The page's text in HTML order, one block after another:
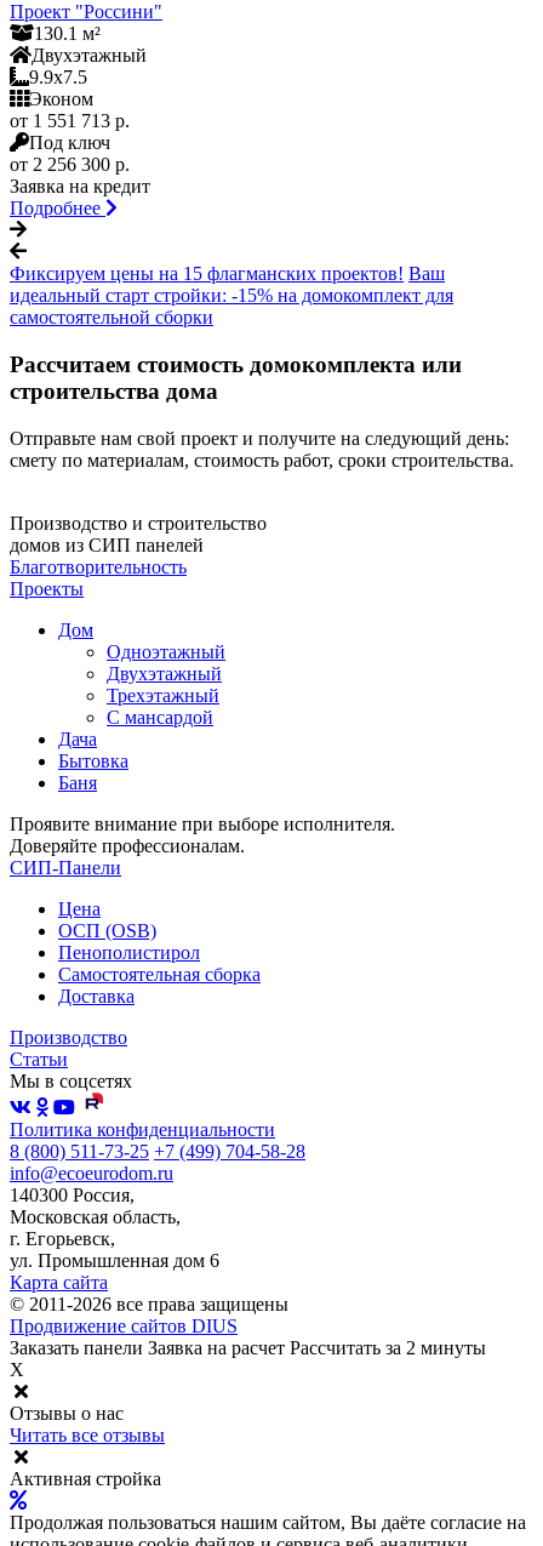
Проект "Россини"
130.1 м²
Двухэтажный
9.9x7.5
Эконом
от 1 551 713 р.
Под ключ
от 2 256 300 р.
Заявка на кредит
Подробнее
Фиксируем цены на 15 флагманских проектов! Ваш
идеальный старт стройки: -15% на домокомплект для
самостоятельной сборки
Рассчитаем стоимость домокомплекта или
строительства дома
Отправьте нам свой проект и получите на следующий день:
смету по материалам, стоимость работ, сроки строительства.
Производство и строительство
домов из СИП панелей
Благотворительность
Проекты
Дом
Одноэтажный
Двухэтажный
Трехэтажный
С мансардой
Дача
Бытовка
Баня
Проявите внимание при выборе исполнителя.
Доверяйте профессионалам.
СИП-Панели
Цена
ОСП (OSB)
Пенополистирол
Самостоятельная сборка
Доставка
Производство
Статьи
Мы в соцсетях
Политика конфиденциальности
8 (800) 511-73-25 +7 (499) 704-58-28
info@ecoeurodom.ru
140300 Россия,
Московская область,
г. Егорьевск,
ул. Промышленная дом 6
Карта сайта
© 2011-2026 все права защищены
Продвижение сайтов DIUS
Заказать панели Заявка на расчет Рассчитать за 2 минуты
X
Отзывы о нас
Читать все отзывы
Активная стройка
Продолжая пользоваться нашим сайтом, Вы даёте согласие на